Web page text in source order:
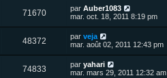
e
s
a
g
e
s
m
e
s
s
a
g
e
s
i
e
r
m
e
s
s
a
71670V
u
s
D
e
i
e
r
m
e
par Auber1083
mar. oct. 18, 2011 8:19 pm
48372V
u
D
e
i
e
par veja
mar. août 02, 2011 12:43 pm
74833V
D
e
par yahari
mar. mars 29, 2011 12:32 am